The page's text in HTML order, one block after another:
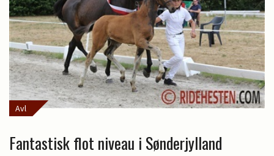
Avl
Fantastisk flot niveau i Sønderjylland